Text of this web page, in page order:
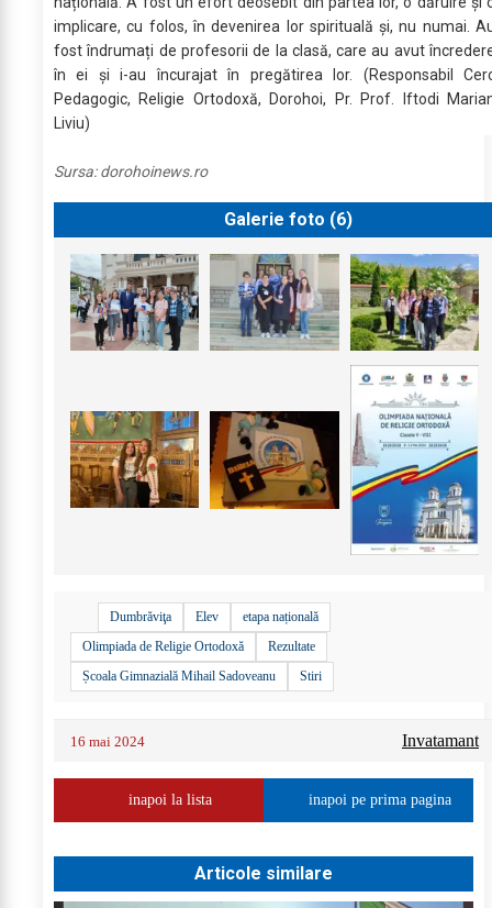
implicare, cu folos, în devenirea lor spirituală și, nu numai.
fost îndrumați de profesorii de la clasă, care au avut
în ei și i-au încurajat în pregătirea lor. (Responsabil
Pedagogic, Religie Ortodoxă, Dorohoi, Pr. Prof. Iftodi
Liviu)
Sursa:dorohoinews.ro
Galerie foto (6)
Dumbrăviţa Elev
etapa națională
Olimpiada de Religie Ortodoxă
Rezultate
Școala Gimnazială Mihail Sadoveanu
Stiri
16 mai 2024 Invatamant
inapoi la lista inapoi pe prima pagina
Articole similare